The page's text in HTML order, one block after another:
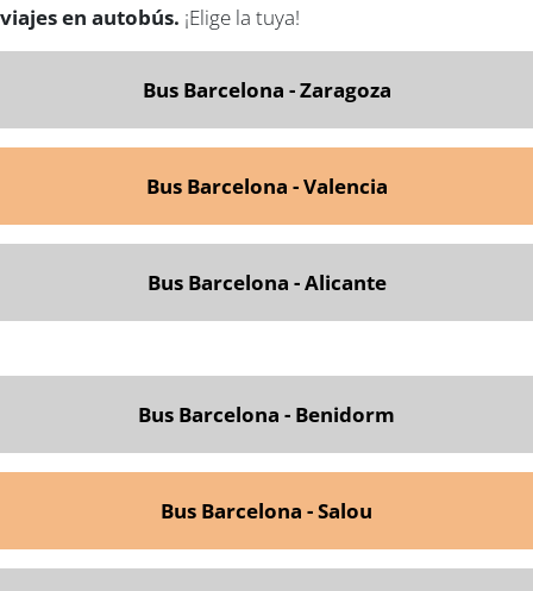
viajes en autobús. ¡Elige la tuya!
Bus Barcelona - Zaragoza
Bus Barcelona - Valencia
Bus Barcelona - Alicante
Bus Barcelona - Benidorm
Bus Barcelona - Salou